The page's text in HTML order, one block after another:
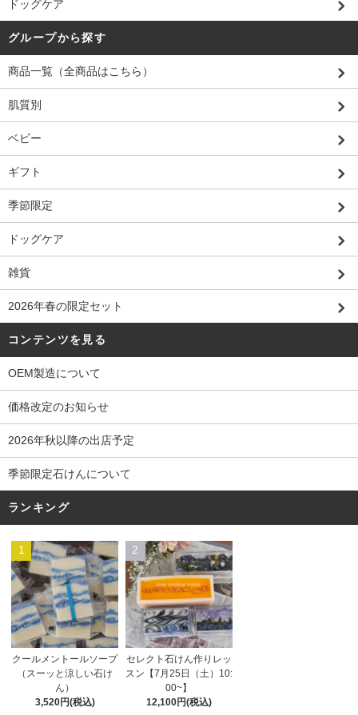
ドッグケア
グループから探す
商品一覧（全商品はこちら）
肌質別
ベビー
ギフト
季節限定
ドッグケア
雑貨
2026年春の限定セット
コンテンツを見る
OEM製造について
価格改定のお知らせ
2026年秋以降の出店予定
季節限定石けんについて
ランキング
1
クールメントールソープ
（スーッと涼しい石け
ん）
3,520円(税込)
2
セレクト石けん作りレッ
スン【7月25日（土）10:
00~】
12,100円(税込)